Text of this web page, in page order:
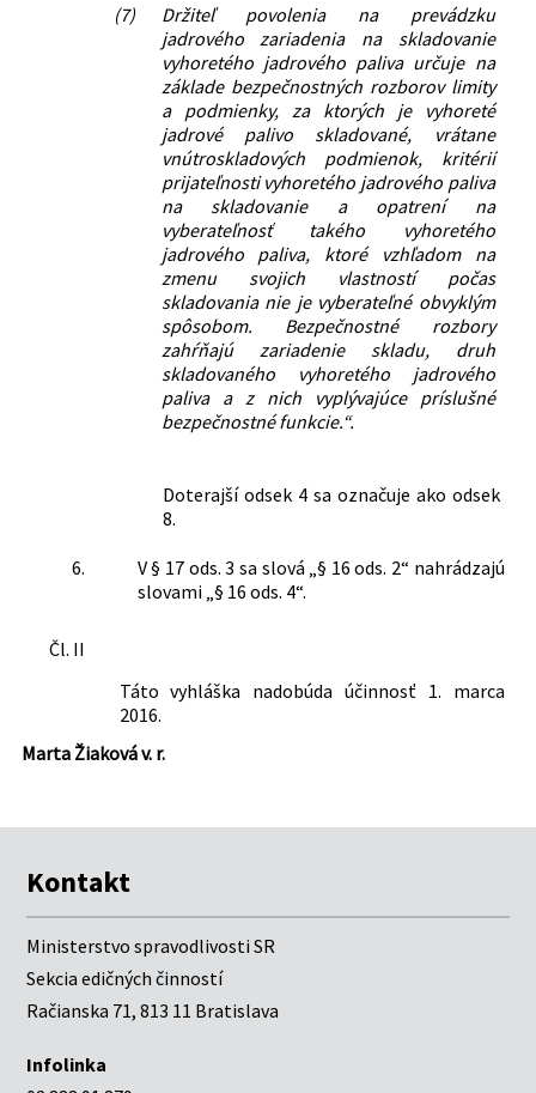
(7)
Držiteľ povolenia na prevádzku
jadrového zariadenia na skladovanie
vyhoretého jadrového paliva určuje na
základe bezpečnostných rozborov limity
a podmienky, za ktorých je vyhoreté
jadrové palivo skladované, vrátane
vnútroskladových podmienok, kritérií
prijateľnosti vyhoretého jadrového paliva
na skladovanie a opatrení na
vyberateľnosť takého vyhoretého
jadrového paliva, ktoré vzhľadom na
zmenu svojich vlastností počas
skladovania nie je vyberateľné obvyklým
spôsobom. Bezpečnostné rozbory
zahŕňajú zariadenie skladu, druh
skladovaného vyhoretého jadrového
paliva a z nich vyplývajúce príslušné
bezpečnostné funkcie.“.
Doterajší odsek 4 sa označuje ako odsek
8.
6.
V § 17 ods. 3 sa slová „§ 16 ods. 2“ nahrádzajú
slovami „§ 16 ods. 4“.
Čl. II
Táto vyhláška nadobúda účinnosť 1. marca
2016.
Marta Žiaková v. r.
Kontakt
Ministerstvo spravodlivosti SR
Sekcia edičných činností
Račianska 71, 813 11 Bratislava
Infolinka